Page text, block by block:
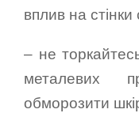
вплив на стінки
– не
металевих
обморозити